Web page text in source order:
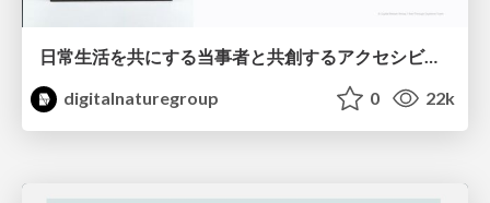
日常生活を共にする当事者と共創するアクセシビリティツールのデザイン #Designship2021
digitalnaturegroup
0 22k